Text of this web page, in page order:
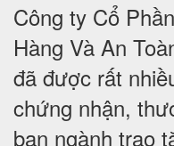
Công ty Cổ
Hàng Và An
đã được rất
chứng nhận,
ban ngành trao